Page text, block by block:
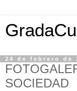
24 de febrero de
SOCIEDAD